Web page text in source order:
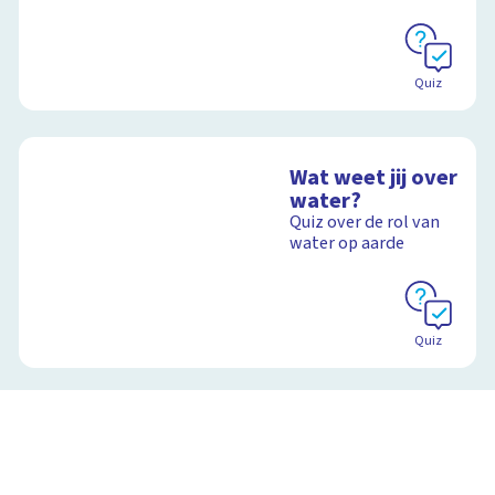
Quiz
Wat weet jij over
water?
Quiz over de rol van
water op aarde
Quiz